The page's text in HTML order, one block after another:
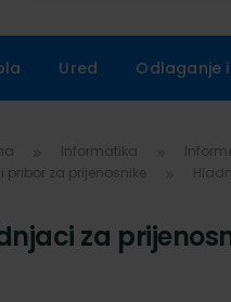
Ured Odlaganje
Informatika
pribor za prijenosnike
za